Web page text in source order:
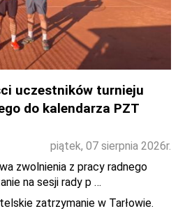
uczestników turnieju
do kalendarza PZT
piątek, 07 sierpnia 2026r.
zwolnienia z pracy radnego
na sesji rady p …
zatrzymanie w Tarłowie.